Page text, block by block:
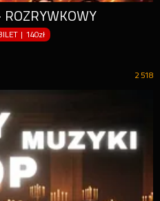
ROZRYWKOWY
|140zł
2 518